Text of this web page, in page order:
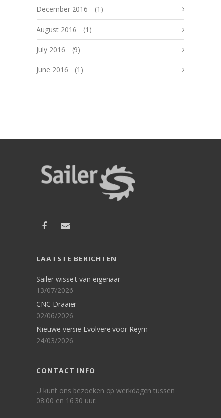
December 2016 (1)
August 2016 (1)
July 2016 (9)
June 2016 (1)
LAATSTE BERICHTEN
Sailer wisselt van eigenaar
13/07/2026
CNC Draaier
02/06/2026
Nieuwe versie Evolvere voor Reym
24/03/2026
CONTACT INFO
U kunt ons bezoeken op werkdagen tussen
08:00 en 16:30 uur.